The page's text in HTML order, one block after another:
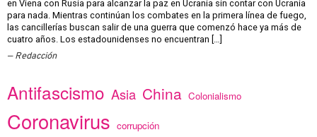
en Viena con Rusia para alcanzar la paz en Ucrania sin contar con Ucrania
para nada. Mientras continúan los combates en la primera línea de fuego,
las cancillerías buscan salir de una guerra que comenzó hace ya más de
cuatro años. Los estadounidenses no encuentran […]
Redacción
Antifascismo Asia China Colonialismo
Coronavirus corrupción